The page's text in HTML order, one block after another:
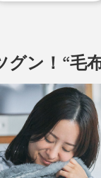
グン！“毛